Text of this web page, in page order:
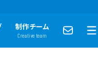
制作チーム
Creative team